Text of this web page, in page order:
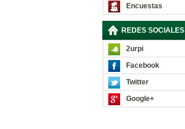
Encuestas
REDES SOCIALES
2urpi
Facebook
Twitter
Google+